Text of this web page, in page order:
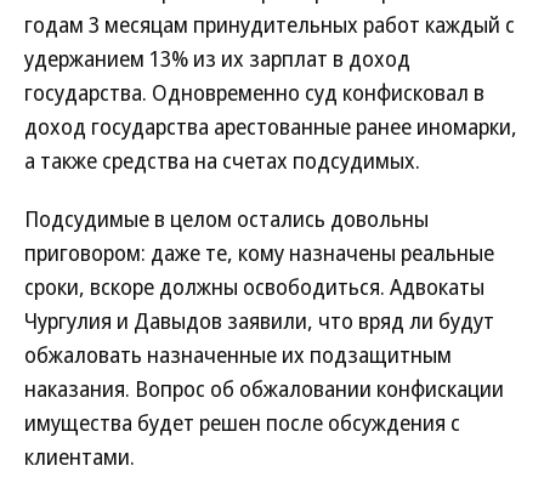
годам 3 месяцам принудительных работ каждый с
удержанием 13% из их зарплат в доход
государства. Одновременно суд конфисковал в
доход государства арестованные ранее иномарки,
а также средства на счетах подсудимых.
Подсудимые в целом остались довольны
приговором: даже те, кому назначены реальные
сроки, вскоре должны освободиться. Адвокаты
Чургулия и Давыдов заявили, что вряд ли будут
обжаловать назначенные их подзащитным
наказания. Вопрос об обжаловании конфискации
имущества будет решен после обсуждения с
клиентами.